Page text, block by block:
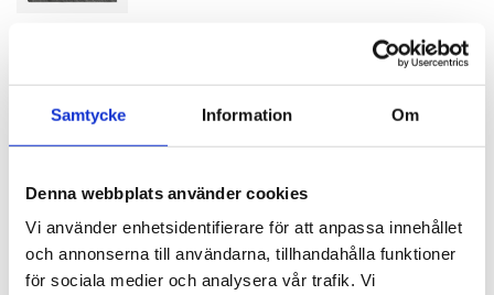
Samtycke Information Om
Denna webbplats använder cookies
Vi använder enhetsidentifierare för att anpassa innehållet
och annonserna till användarna, tillhandahålla funktioner
för sociala medier och analysera vår trafik. Vi
SPECIFIKATIONER
Längd
206 cm
Djup
100 cm
Höjd
83 cm